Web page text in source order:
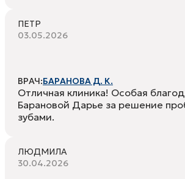
ПЕТР
03.05.2026
ВРАЧ:БАРАНОВА Д. К.
Отличная клиника! Особая
Барановой Дарье за решение
зубами.
ЛЮДМИЛА
30.04.2026